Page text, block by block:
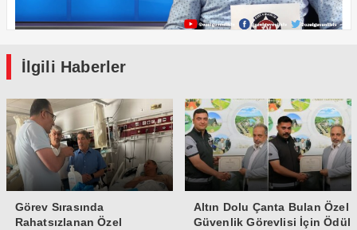
İlgili Haberler
Görev Sırasında
Rahatsızlanan Özel
Altın Dolu Çanta Bulan Özel
Güvenlik Görevlisi İçin Ödül